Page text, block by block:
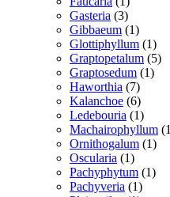
vare
Gasteria 33
varer
Gibbaeum 11
vare
Glottiphyllum 11
vare
Graptopetalum 55
Graptosedum 11
Haworthia 77
varer
Kalanchoe 66
varer
Ledebouria 11
vare
Machairophyllum 1
Ornithogalum 11
Oscularia 11
vare
Pachyphytum 11
Pachyveria 11